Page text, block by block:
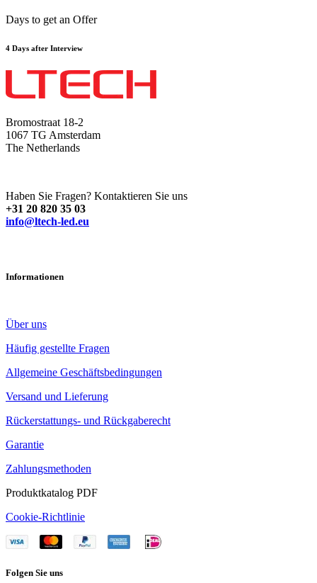
Days to get an Offer
4 Days after Interview
Bromostraat 18-2
1067 TG Amsterdam
The Netherlands
Haben Sie Fragen? Kontaktieren Sie uns
+31 20 820 35 03
info@ltech-led.eu
Informationen
Über uns
Häufig gestellte Fragen
Allgemeine Geschäftsbedingungen
Versand und Lieferung
Rückerstattungs- und Rückgaberecht
Garantie
Zahlungsmethoden
Produktkatalog PDF
Cookie-Richtlinie
Folgen Sie uns